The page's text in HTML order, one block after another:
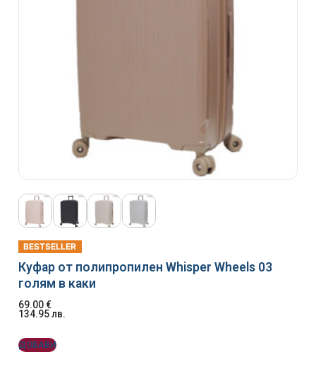
BESTSELLER
Куфар от полипропилен Whisper Wheels 03
голям в каки
69.00€
134.95лв.
ДОБАВИ